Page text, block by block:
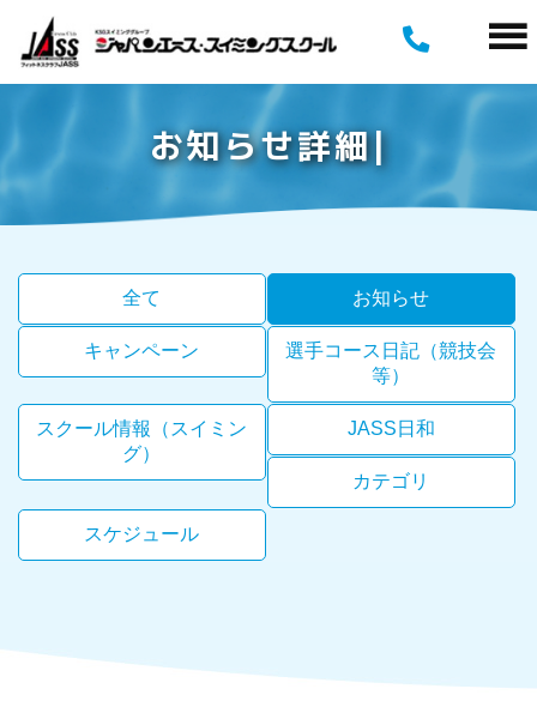
お知らせ詳細
全て お知らせ
キャンペーン
選手コース日記（競技会
等）
スクール情報（スイミン
グ）
JASS日和
カテゴリ
スケジュール